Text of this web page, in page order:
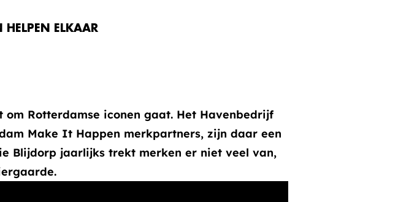
HELPEN ELKAAR
Rotterdamse iconen gaat. Het Havenbedrijf
Make It Happen merkpartners, zijn daar een
Blijdorp jaarlijks trekt merken er niet veel van,